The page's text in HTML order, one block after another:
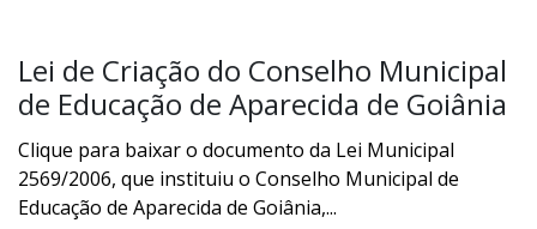
Lei de Criação do Conselho Municipal
de Educação de Aparecida de Goiânia
Clique para baixar o documento da Lei Municipal
2569/2006, que instituiu o Conselho Municipal de
Educação de Aparecida de Goiânia,...